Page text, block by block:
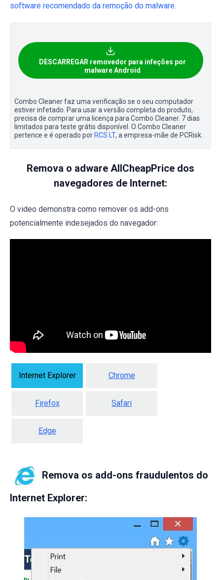
software recomendado da remoção do malware.
DESCARREGAR removedor para infeções por
malware Android
Combo Cleaner faz uma verificação se o seu computador
estiver infetado. Para usar a versão completa do produto,
precisa de comprar uma licença para Combo Cleaner. 7 dias
limitados para teste grátis disponível. O Combo Cleaner
pertence e é operado por RCS LT, a empresa-mãe de PCRisk.
Remova o adware AllCheapPrice dos
navegadores de Internet:
O video demonstra como remover os add-ons
potencialmente indesejados do navegador:
Internet Explorer Chrome
Firefox Safari
Edge
Remova os add-ons fraudulentos do
Internet Explorer: